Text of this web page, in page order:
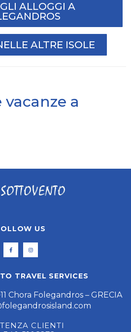
ALLOGGI A
ALTRE ISOLE
a
US
TRAVEL SERVICES
Chora Folegandros – GRECIA
CLIENTI